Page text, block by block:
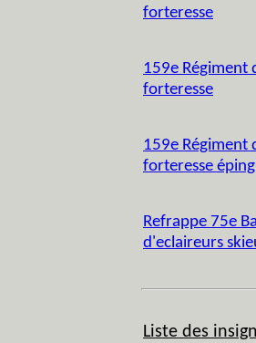
forteresse
159e Régiment
forteresse
159e Régiment
forteresse
Refrappe 75e
d'eclaireurs
Liste des